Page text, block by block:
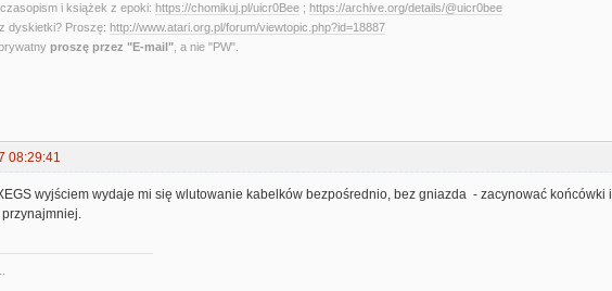
i książek z epoki: https://chomikuj.pl/uicr0Bee ; https://archive.org/details/@uicr0bee
dyskietki? Proszę: http://www.atari.org.pl/forum/viewtopic.php?id=18887
proszę przez "E-mail" , a nie "PW".
08:29:41
wyjściem wydaje mi się wlutowanie kabelków bezpośrednio, bez gniazda - zacynować końcówki